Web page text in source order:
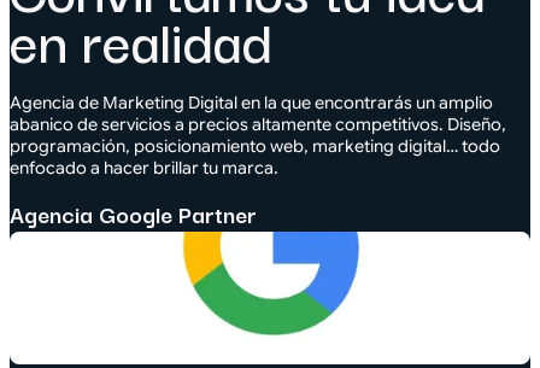
en realidad
Agencia de Marketing Digital en la que encontrarás un amplio
abanico de servicios a precios altamente competitivos. Diseño,
programación, posicionamiento web, marketing digital… todo
enfocado a hacer brillar tu marca.
Agencia Google Partner